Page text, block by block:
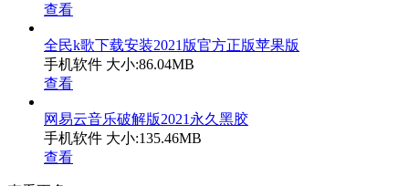
查看
全民k歌下载安装2021版官方正版苹果版
手机软件 大小:86.04MB
查看
网易云音乐破解版2021永久黑胶
手机软件 大小:135.46MB
查看